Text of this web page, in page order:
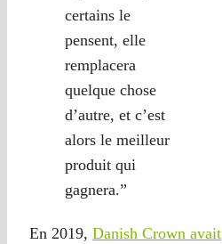
certains le
pensent, elle
remplacera
quelque chose
d’autre, et c’est
alors le meilleur
produit qui
gagnera.”
En 2019, Danish Crown avait